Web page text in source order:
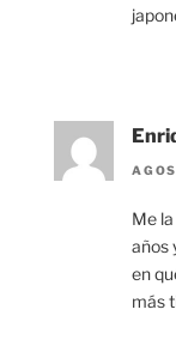
Me
años
en
más